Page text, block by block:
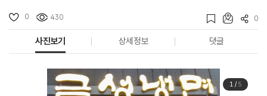
0 430 0
사진보기 상세정보 댓글
1/ 5